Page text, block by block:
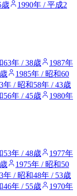
歳
1990年 / 平成2
63年 / 38歳
1987年
1985年 / 昭和60
年 / 昭和58年 / 43歳
56年 / 45歳
1980年
53年 / 48歳
1977年
1975年 / 昭和50
年 / 昭和48年 / 53歳
46年 / 55歳
1970年